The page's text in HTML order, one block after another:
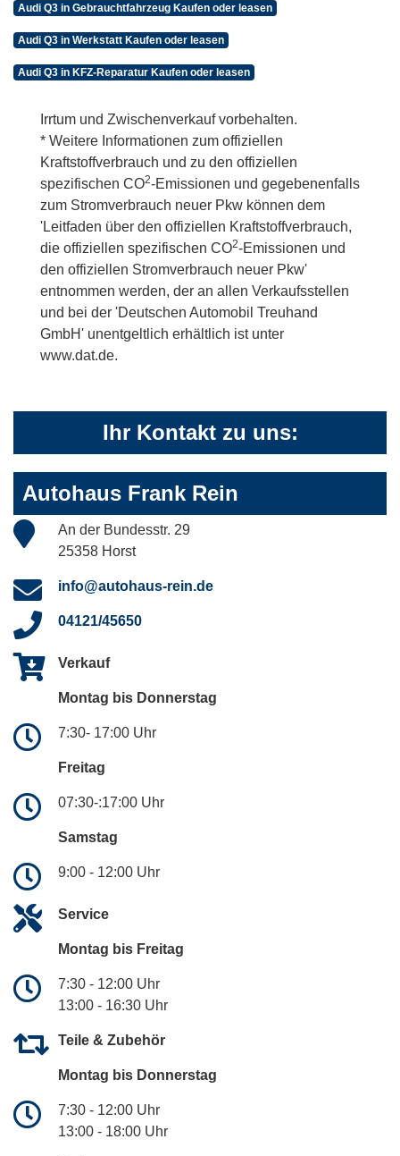
Audi Q3 in Gebrauchtfahrzeug Kaufen oder leasen
Audi Q3 in Werkstatt Kaufen oder leasen
Audi Q3 in KFZ-Reparatur Kaufen oder leasen
Irrtum und Zwischenverkauf vorbehalten.
* Weitere Informationen zum offiziellen
Kraftstoffverbrauch und zu den offiziellen
spezifischen CO2-Emissionen und gegebenenfalls
zum Stromverbrauch neuer Pkw können dem
'Leitfaden über den offiziellen Kraftstoffverbrauch,
die offiziellen spezifischen CO2-Emissionen und
den offiziellen Stromverbrauch neuer Pkw'
entnommen werden, der an allen Verkaufsstellen
und bei der 'Deutschen Automobil Treuhand
GmbH' unentgeltlich erhältlich ist unter
www.dat.de.
Ihr Kontakt zu uns:
Autohaus Frank Rein
An der Bundesstr. 29
25358 Horst
info@autohaus-rein.de
04121/45650
Verkauf
Montag bis Donnerstag
7:30- 17:00 Uhr
Freitag
07:30-:17:00 Uhr
Samstag
9:00 - 12:00 Uhr
Service
Montag bis Freitag
7:30 - 12:00 Uhr
13:00 - 16:30 Uhr
Teile & Zubehör
Montag bis Donnerstag
7:30 - 12:00 Uhr
13:00 - 18:00 Uhr